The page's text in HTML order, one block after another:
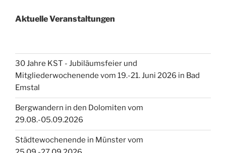
Aktuelle Veranstaltungen
30 Jahre KST - Jubiläumsfeier und
Mitgliederwochenende vom 19.-21. Juni 2026 in Bad
Emstal
Bergwandern in den Dolomiten vom
29.08.-05.09.2026
Städtewochenende in Münster vom